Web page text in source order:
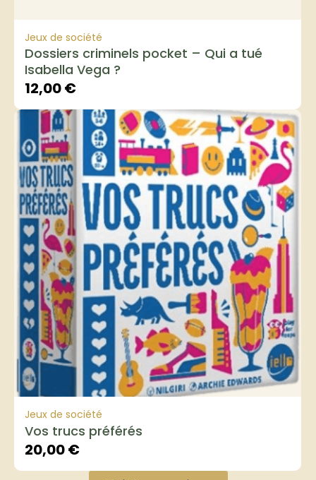
Jeux de société
Dossiers criminels pocket – Qui a tué
Isabella Vega ?
12,00€
Jeux de société
Vos trucs préférés
20,00€